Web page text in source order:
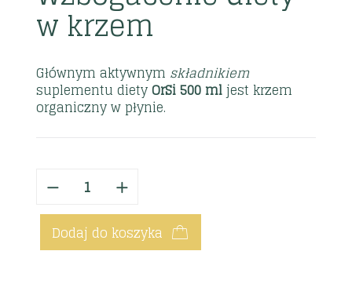
w krzem
Głównym aktywnym składnikiem
suplementu dietyOrSi 500 mljest krzem
organiczny w płynie.
Dodaj do koszyka